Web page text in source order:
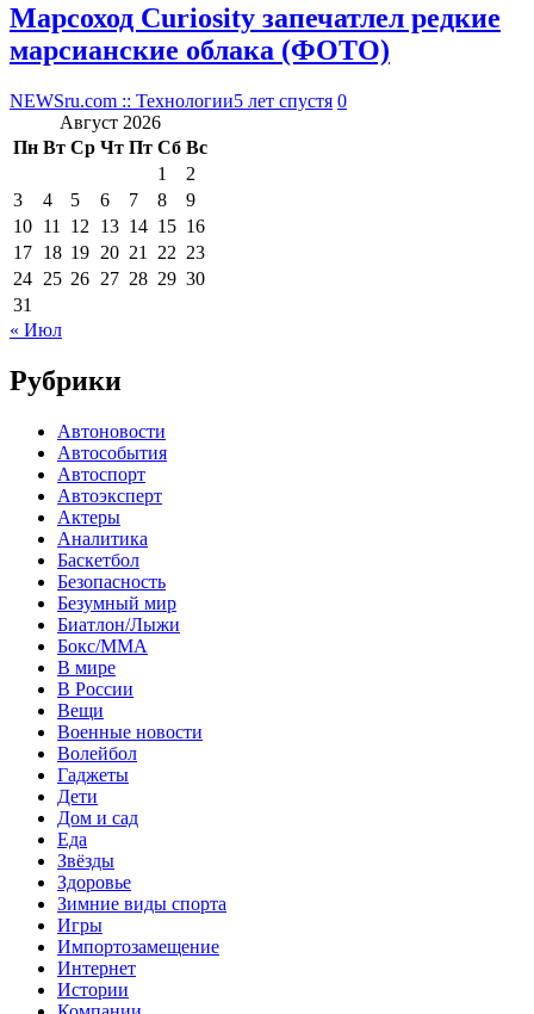
Марсоход Curiosity запечатлел редкие
марсианские облака (ФОТО)
NEWSru.com :: Технологии5 лет спустя 0
Август 2026
Пн Вт Ср Чт Пт Сб Вс
1
2
3
4 5 6 7 8
9
10 11 12 13 14 15 16
17 18 19 20 21 22 23
24 25 26 27 28 29 30
31
« Июл
Рубрики
Автоновости
Автособытия
Автоспорт
Автоэксперт
Актеры
Аналитика
Баскетбол
Безопасность
Безумный мир
Биатлон/Лыжи
Бокс/MMA
В мире
В России
Вещи
Военные новости
Волейбол
Гаджеты
Дети
Дом и сад
Еда
Звёзды
Здоровье
Зимние виды спорта
Игры
Импортозамещение
Интернет
Истории